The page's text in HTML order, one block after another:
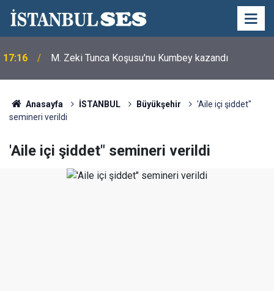
17:16 M. Zeki Tunca Koşusu'nu Kumbey kazandı
Anasayfa İSTANBUL Büyükşehir
'Aile içi şiddet"
semineri verildi
'Aile içi şiddet" semineri verildi